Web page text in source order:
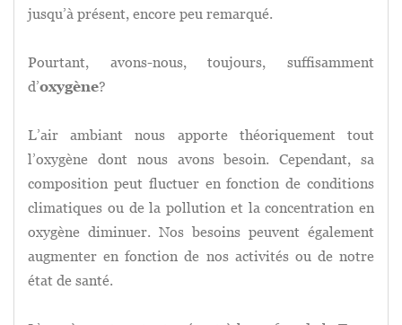
jusqu’à présent, encore peu remarqué.
Pourtant,
avons-nous, toujours, suffisamment
d’oxygène?
L’air ambiant nous apporte théoriquement tout
l’oxygène dont nous avons besoin. Cependant, sa
composition peut fluctuer en fonction de conditions
climatiques ou de la pollution et la concentration en
oxygène diminuer. Nos besoins peuvent également
augmenter en fonction de nos activités ou de notre
état de santé.